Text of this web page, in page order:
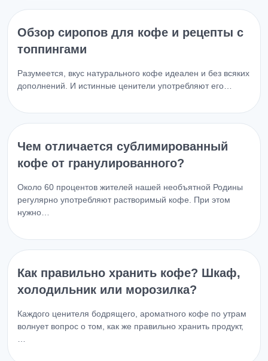
Обзор сиропов для кофе и рецепты с
топпингами
Разумеется, вкус натурального кофе идеален и без всяких
дополнений. И истинные ценители употребляют его…
Чем отличается сублимированный
кофе от гранулированного?
Около 60 процентов жителей нашей необъятной Родины
регулярно употребляют растворимый кофе. При этом
нужно…
Как правильно хранить кофе? Шкаф,
холодильник или морозилка?
Каждого ценителя бодрящего, ароматного кофе по утрам
волнует вопрос о том, как же правильно хранить продукт,
…